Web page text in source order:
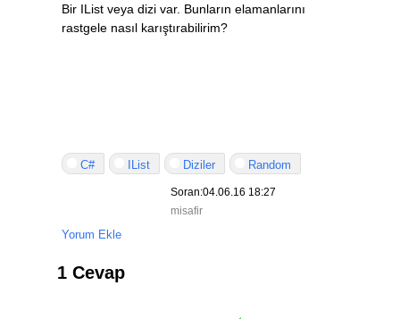
Bir IList veya dizi var. Bunların elamanlarını
rastgele nasıl karıştırabilirim?
C# IList Diziler Random
Soran:04.06.16 18:27
misafir
Yorum Ekle
1 Cevap